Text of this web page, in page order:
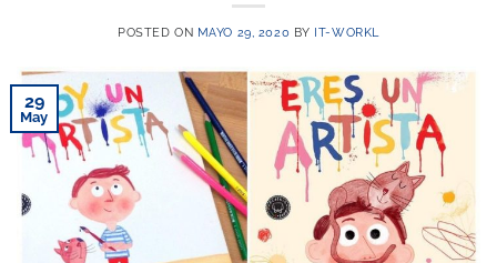
POSTED ON MAYO 29, 2020 BY IT-WORKL
29
May